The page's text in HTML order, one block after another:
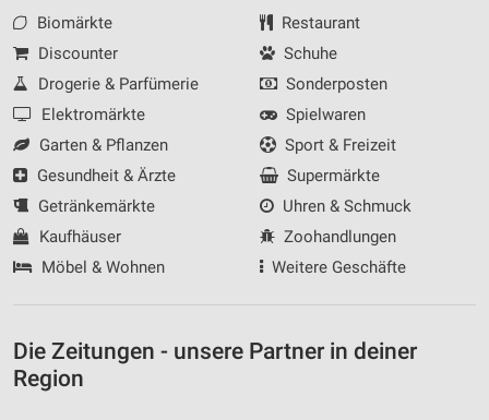
Biomärkte
Discounter
Drogerie & Parfümerie
Elektromärkte
Garten & Pflanzen
Gesundheit & Ärzte
Getränkemärkte
Kaufhäuser
Möbel & Wohnen
Restaurant
Schuhe
Sonderposten
Spielwaren
Sport & Freizeit
Supermärkte
Uhren & Schmuck
Zoohandlungen
Weitere Geschäfte
Die Zeitungen - unsere Partner in deiner
Region